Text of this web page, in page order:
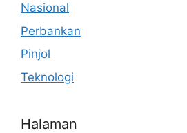
Nasional
Perbankan
Pinjol
Teknologi
Halaman